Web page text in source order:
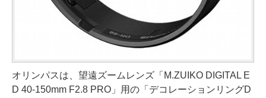
オリンパスは、望遠ズームレンズ「M.ZUIKO DIGITAL E
D 40-150mm F2.8 PRO」用の「デコレーションリングD